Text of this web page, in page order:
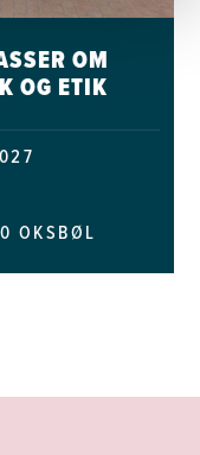
OM
OG ETIK
OKSBØL